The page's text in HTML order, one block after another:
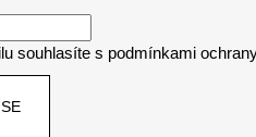
souhlasíte s podmínkami